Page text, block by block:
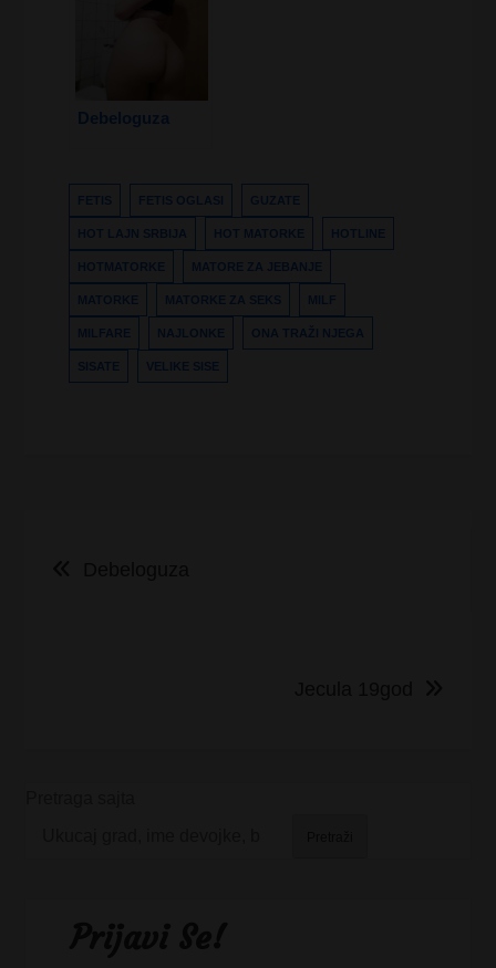
Debeloguza
FETIS FETIS OGLASI GUZATE
HOT LAJN SRBIJA HOT MATORKE HOTLINE
HOTMATORKE MATORE ZA JEBANJE
MATORKE MATORKE ZA SEKS MILF
MILFARE NAJLONKE ONA TRAŽI NJEGA
SISATE VELIKE SISE